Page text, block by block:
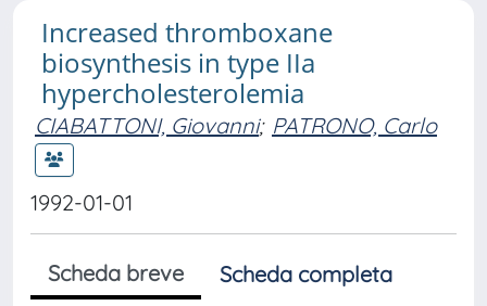
Increased thromboxane
biosynthesis in type IIa
hypercholesterolemia
CIABATTONI, Giovanni; PATRONO, Carlo
1992-01-01
Scheda breve
Scheda completa